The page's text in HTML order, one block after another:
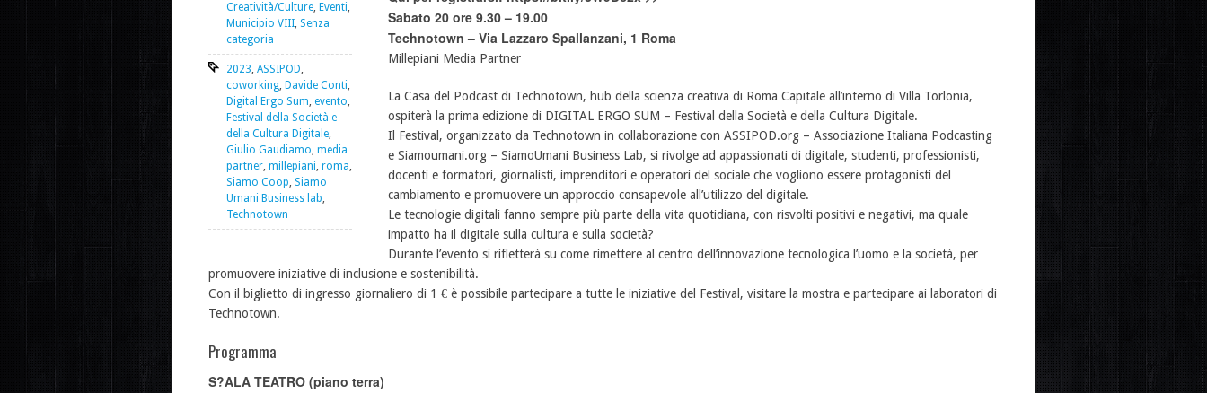
Creatività/Culture, Eventi,
Municipio VIII, Senza
categoria
2023, ASSIPOD,
coworking, Davide Conti,
Digital Ergo Sum, evento,
Festival della Società e
della Cultura Digitale,
Giulio Gaudiamo, media
partner, millepiani, roma,
Siamo Coop, Siamo
Umani Business lab,
Technotown
Sabato 20 ore 9.30 – 19.00
Technotown – Via Lazzaro Spallanzani, 1 Roma
Millepiani Media Partner
La Casa del Podcast di Technotown, hub della scienza creativa di Roma Capitale all’interno di Villa Torlonia,
ospiterà la prima edizione di DIGITAL ERGO SUM – Festival della Società e della Cultura Digitale.
Il Festival, organizzato da Technotown in collaborazione con ASSIPOD.org – Associazione Italiana Podcasting
e Siamoumani.org – SiamoUmani Business Lab, si rivolge ad appassionati di digitale, studenti, professionisti,
docenti e formatori, giornalisti, imprenditori e operatori del sociale che vogliono essere protagonisti del
cambiamento e promuovere un approccio consapevole all’utilizzo del digitale.
Le tecnologie digitali fanno sempre più parte della vita quotidiana, con risvolti positivi e negativi, ma quale
impatto ha il digitale sulla cultura e sulla società?
Durante l’evento si rifletterà su come rimettere al centro dell’innovazione tecnologica l’uomo e la società, per
promuovere iniziative di inclusione e sostenibilità.
Con il biglietto di ingresso giornaliero di 1 € è possibile partecipare a tutte le iniziative del Festival, visitare la mostra e partecipare ai laboratori di
Technotown.
Programma
S?ALA TEATRO (piano terra)